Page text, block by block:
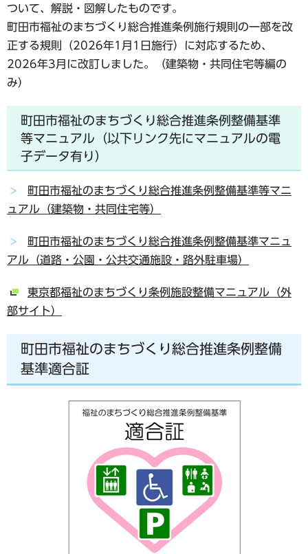
ついて、解説・図解したものです。
町田市福祉のまちづくり総合推進条例施行規則の一部を改
正する規則（2026年1月1日施行）に対応するため、
2026年3月に改訂しました。（建築物・共同住宅等編の
み）
町田市福祉のまちづくり総合推進条例整備基準
等マニュアル（以下リンク先にマニュアルの電
子データ有り）
町田市福祉のまちづくり総合推進条例整備基準等マニ
ュアル（建築物・共同住宅等）
町田市福祉のまちづくり総合推進条例整備基準マニュ
アル（道路・公園・公共交通施設・路外駐車場）
東京都福祉のまちづくり条例施設整備マニュアル（外
部サイト）
町田市福祉のまちづくり総合推進条例整備
基準適合証